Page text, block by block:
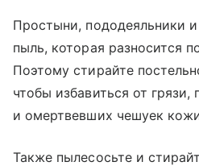
Простыни, пододеяльники
пыль, которая разносится
Поэтому стирайте
чтобы избавиться от
и омертвевших чешуек
Также пылесосьте и